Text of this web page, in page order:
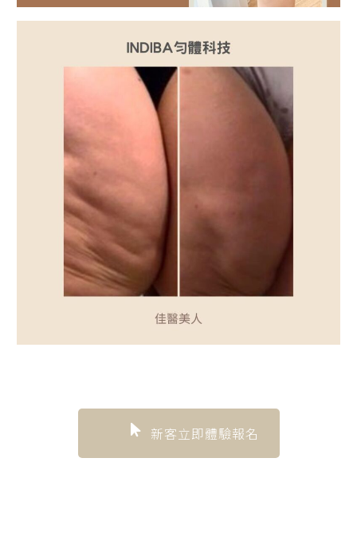
新客立即體驗報名